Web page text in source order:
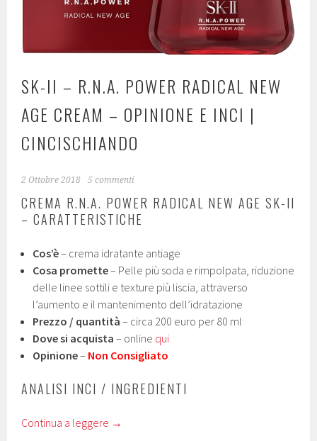
SK-II – R.N.A. POWER RADICAL NEW
AGE CREAM – OPINIONE E INCI |
CINCISCHIANDO
2 Ottobre 2018 5 commenti
CREMA R.N.A. POWER RADICAL NEW AGE SK-II
– CARATTERISTICHE
Cos’è– crema idratante antiage
Cosa promette– Pelle più soda e rimpolpata, riduzione
delle linee sottili e texture più liscia, attraverso
l’aumento e il mantenimento dell’idratazione
Prezzo / quantità– circa 200 euro per 80 ml
Dove si acquista – online qui
Opinione– Non Consigliato
ANALISI INCI / INGREDIENTI
Continua a leggere →